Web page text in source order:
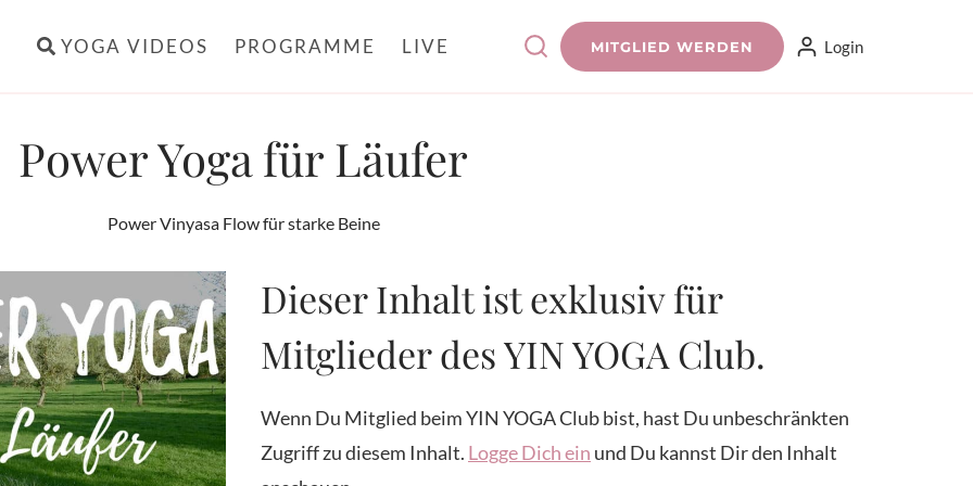
YOGA VIDEOS PROGRAMME LIVE MITGLIED WERDEN Login
Power Yoga für Läufer
Power Vinyasa Flow für starke Beine
Dieser Inhalt ist exklusiv für
Mitglieder des YIN YOGA Club.
Wenn Du Mitglied beim YIN YOGA Club bist, hast Du unbeschränkten
Zugriff zu diesem Inhalt. Logge Dich ein und Du kannst Dir den Inhalt